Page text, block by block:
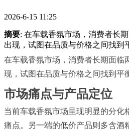
2026-6-15 11:25
摘要: 在车载香氛市场，消费者长
出现，试图在品质与价格之间找到
在车载香氛市场，消费者长期面临
现，试图在品质与价格之间找到平
市场痛点与产品定位
当前车载香氛市场呈现明显的分化
痛点。另一端的低价产品则多含酒